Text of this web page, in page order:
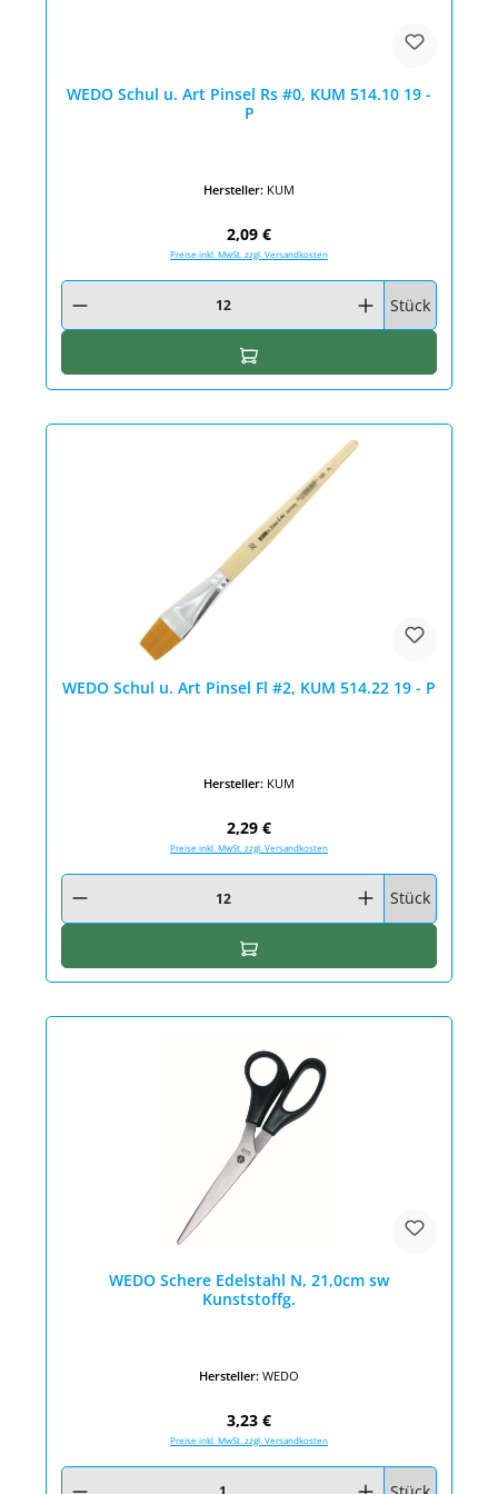
WEDO Schul u. Art Pinsel Rs #0, KUM 514.10 19 -
P
Hersteller: KUM
Regulärer Preis:
2,09 €
Preise inkl. MwSt. zzgl. Versandkosten
Produkt Anzahl: Gib den gewünschten Wert ein oder benutze die
Stück
In den Warenkorb
WEDO Schul u. Art Pinsel Fl #2, KUM 514.22 19 - P
Hersteller: KUM
Regulärer Preis:
2,29 €
Preise inkl. MwSt. zzgl. Versandkosten
Produkt Anzahl: Gib den gewünschten Wert ein oder benutze die
Stück
In den Warenkorb
WEDO Schere Edelstahl N, 21,0cm sw
Kunststoffg.
Hersteller: WEDO
Regulärer Preis:
3,23 €
Preise inkl. MwSt. zzgl. Versandkosten
Produkt Anzahl: Gib den gewünschten Wert ein oder benutze die